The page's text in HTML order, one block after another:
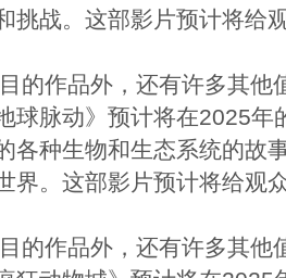
挑战。这部影片预计将给
的作品外，还有许多其他
球脉动》预计将在2025年
各种生物和生态系统的故
界。这部影片预计将给观
的作品外，还有许多其他